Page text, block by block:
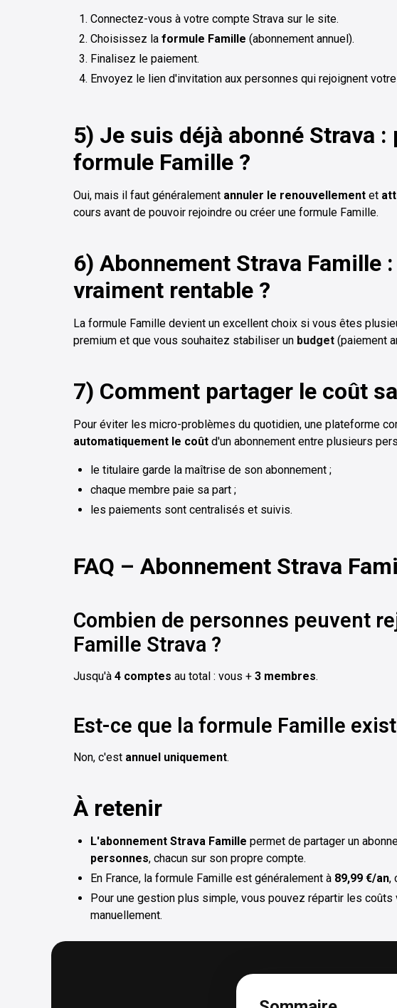
Connectez-vous à votre compte Strava sur le site.
Choisissez la formule Famille (abonnement annuel).
Finalisez le paiement.
Envoyez le lien d'invitation aux personnes qui rejoignent votre
5) Je suis déjà abonné Strava
formule Famille ?
Oui, mais il faut généralement annuler le renouvellement et
cours avant de pouvoir rejoindre ou créer une formule Famille.
6) Abonnement Strava Famille
vraiment rentable ?
La formule Famille devient un excellent choix si vous êtes
premium et que vous souhaitez stabiliser un budget (paiement
7) Comment partager le coût
Pour éviter les micro-problèmes du quotidien, une plateforme
automatiquement le coût d'un abonnement entre plusieurs
le titulaire garde la maîtrise de son abonnement ;
chaque membre paie sa part ;
les paiements sont centralisés et suivis.
FAQ – Abonnement Strava
Combien de personnes peuvent
Famille Strava ?
Jusqu'à 4 comptes au total : vous + 3 membres.
Est-ce que la formule Famille
Non, c'est annuel uniquement.
À retenir
L'abonnement Strava Famille permet de partager un
personnes, chacun sur son propre compte.
En France, la formule Famille est généralement à 89,99 €/an,
Pour une gestion plus simple, vous pouvez répartir les coûts
manuellement.